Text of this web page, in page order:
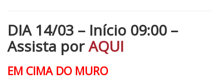
DIA 14/03 – Início 09:00 –
Assista porAQUI
EM CIMA DO MURO